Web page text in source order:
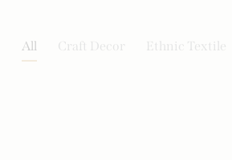
All Craft Decor Ethnic Textile